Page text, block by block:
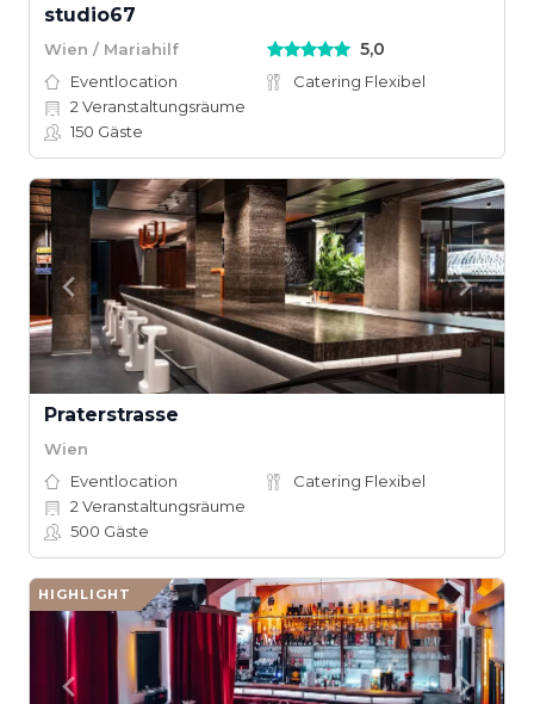
studio67
Wien / Mariahilf 5,0
Eventlocation
Catering Flexibel
2 Veranstaltungsräume
150 Gäste
Praterstrasse
Wien
Eventlocation
Catering Flexibel
2 Veranstaltungsräume
500 Gäste
HIGHLIGHT